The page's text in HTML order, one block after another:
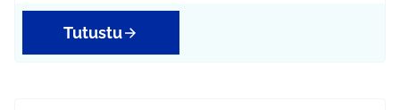
Tutustu